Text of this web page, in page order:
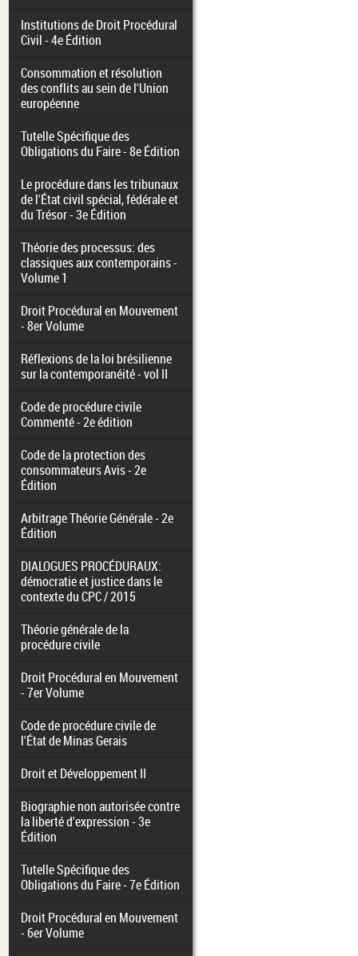
Institutions de Droit Procédural
Civil - 4e Édition
Consommation et résolution
des conflits au sein de l'Union
européenne
Tutelle Spécifique des
Obligations du Faire - 8e Édition
Le procédure dans les tribunaux
de l'État civil spécial, fédérale et
du Trésor - 3e Édition
Théorie des processus: des
classiques aux contemporains -
Volume 1
Droit Procédural en Mouvement
- 8er Volume
Réflexions de la loi brésilienne
sur la contemporanéité - vol II
Code de procédure civile
Commenté - 2e édition
Code de la protection des
consommateurs Avis - 2e
Édition
Arbitrage Théorie Générale - 2e
Édition
DIALOGUES PROCÉDURAUX:
démocratie et justice dans le
contexte du CPC / 2015
Théorie générale de la
procédure civile
Droit Procédural en Mouvement
- 7er Volume
Code de procédure civile de
l'État de Minas Gerais
Droit et Développement II
Biographie non autorisée contre
la liberté d'expression - 3e
Édition
Tutelle Spécifique des
Obligations du Faire - 7e Édition
Droit Procédural en Mouvement
- 6er Volume